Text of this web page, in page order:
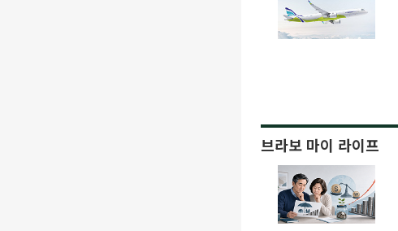
브라보 마이 라이프